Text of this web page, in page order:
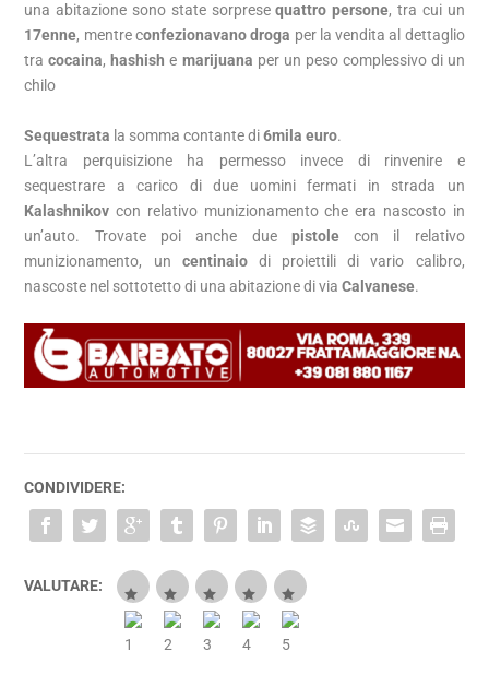
una abitazione sono state sorpresequattro persone, tra cui un
17enne, mentre confezionavano droga per la vendita al dettaglio
tracocaina, hashish e marijuana per un peso complessivo di un
chilo
Sequestrata la somma contante di6mila euro.
L’altra perquisizione ha permesso invece di rinvenire e
sequestrare a carico di due uomini fermati in strada un
Kalashnikov con relativo munizionamento che era nascosto in
un’auto. Trovate poi anche due pistolecon il relativo
munizionamento, un centinaiodi proiettili di vario calibro,
nascoste nel sottotetto di una abitazione di via Calvanese.
CONDIVIDERE:
VALUTARE: